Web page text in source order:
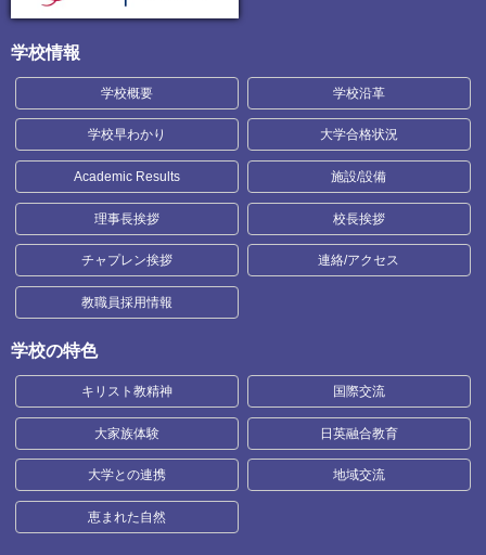
学校情報
学校概要 学校沿革
学校早わかり 大学合格状況
Academic Results 施設/設備
理事長挨拶 校長挨拶
チャプレン挨拶 連絡/アクセス
教職員採用情報
学校の特色
キリスト教精神 国際交流
大家族体験 日英融合教育
大学との連携 地域交流
恵まれた自然